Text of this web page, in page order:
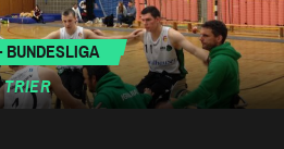
BUNDESLIGA
TRIER